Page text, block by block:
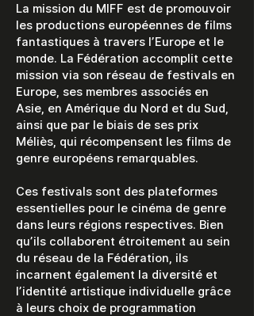
La mission du MIFF est de promouvoir
les productions européennes de films
fantastiques à travers l’Europe et le
monde. La Fédération accomplit cette
mission via son réseau de festivals en
Europe, ses membres associés en
Asie, en Amérique du Nord et du Sud,
ainsi que par le biais de ses prix
Méliès, qui récompensent les films de
genre européens remarquables.
Ces festivals sont des plateformes
essentielles pour le cinéma de genre
dans leurs régions respectives. Bien
qu’ils collaborent étroitement au sein
du réseau de la Fédération, ils
incarnent également la diversité et
l’identité artistique individuelle grâce
à leurs choix de programmation